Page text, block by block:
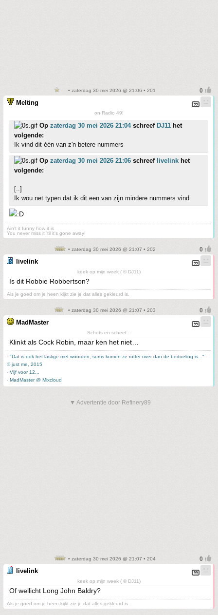
• zaterdag 30 mei 2026 @ 21:06 • 201
Melting
on Radio 49!
Op zaterdag 30 mei 2026 21:04schreef DJ11 het
volgende:
Ik vind dit één van z'n betere nummers
Op zaterdag 30 mei 2026 21:06 schreef livelink het
volgende:
[..]
Ik wou net typen dat ik dit een van zijn mindere nummers vind.
Ain't it funny how it is
You never miss it 'til it's gone away!
• zaterdag 30 mei 2026 @ 21:07 • 202
livelink
keek op mijn week ( © DJ11)
Is dit Robbie Robbertson?
Als je goed om je heen kijkt zie je dat alles gekleurd is.
• zaterdag 30 mei 2026 @ 21:07 • 203
MadMaster
Schots en scheef...
Klinkt als Cock Robin, maar ken het niet…
- "Dat is ook het lastige met woorden, soms komen ze rotter over dan de bedoeling is..." -
© just me, 2015
- Vijf voor 12...
- MadMaster @ Mixcloud
▼ Advertentie door Refinery89
• zaterdag 30 mei 2026 @ 21:07 • 204
livelink
keek op mijn week ( © DJ11)
Of wellicht Long John Baldry?
Als je goed om je heen kijkt zie je dat alles gekleurd is.